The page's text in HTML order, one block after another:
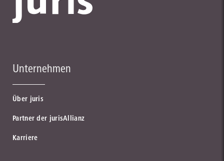
Unternehmen
Über juris
Partner der jurisAllianz
Karriere